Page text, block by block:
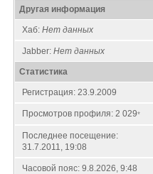
Другая информация
Хаб: Нет данных
Jabber: Нет данных
Статистика
Регистрация: 23.9.2009
Просмотров профиля: 2 029*
Последнее посещение:
31.7.2011, 19:08
Часовой пояс: 9.8.2026, 9:48